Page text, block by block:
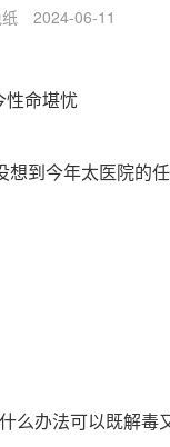
2024-06-11
性命堪忧
到今年太医院的
么办法可以既解毒